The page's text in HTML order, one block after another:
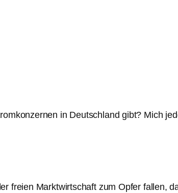
in Deutschland gibt? Mich
freien Marktwirtschaft zum Opfer fallen,